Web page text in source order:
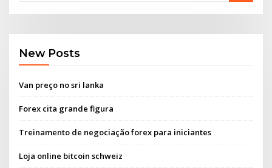
New Posts
Van preço no sri lanka
Forex cita grande figura
Treinamento de negociação forex para iniciantes
Loja online bitcoin schweiz